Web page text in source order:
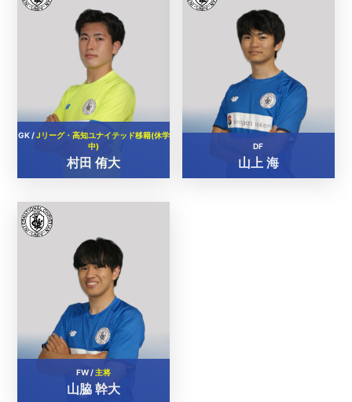
GK /Jリーグ・高知ユナイテッド移籍(休学
中)
村田 侑大
DF
山上 海
FW /主将
山脇 幹大